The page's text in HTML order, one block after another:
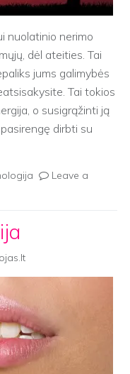
nuolatinio nerimo
dėl ateities. Tai
jums galimybės
Tai tokios
o susigrąžinti ją
dirbti su
Leave a